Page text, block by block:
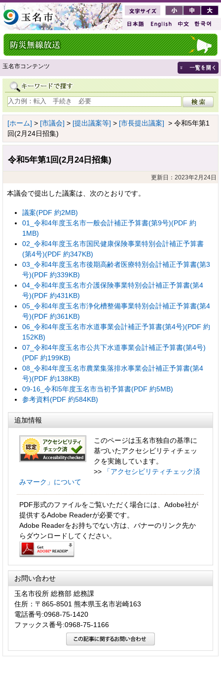
玉名市コンテンツ
[ホーム] > [市議会] > [提出議案等] > [市長提出議案] > 令和5年第1
回(2月24日招集)
令和5年第1回(2月24日招集)
更新日：2023年2月24日
本議会で提出した議案は、次のとおりです。
議案(PDF 約2MB)
01_令和4年度玉名市一般会計補正予算書(第9号)(PDF 約
1MB)
02_令和4年度玉名市国民健康保険事業特別会計補正予算書
(第4号)(PDF 約347KB)
03_令和4年度玉名市後期高齢者医療特別会計補正予算書(第3
号)(PDF 約339KB)
04_令和4年度玉名市介護保険事業特別会計補正予算書(第4
号)(PDF 約431KB)
05_令和4年度玉名市浄化槽整備事業特別会計補正予算書(第4
号)(PDF 約361KB)
06_令和4年度玉名市水道事業会計補正予算書(第4号)(PDF 約
152KB)
07_令和4年度玉名市公共下水道事業会計補正予算書(第4号)
(PDF 約199KB)
08_令和4年度玉名市農業集落排水事業会計補正予算書(第4
号)(PDF 約138KB)
09-16_令和5年度玉名市当初予算書(PDF 約5MB)
参考資料(PDF 約584KB)
追加情報
このページは玉名市独自の基準に
基づいたアクセシビリティチェッ
クを実施しています。
>>
「アクセシビリティチェック済
みマーク」について
PDF形式のファイルをご覧いただく場合には、Adobe社が
提供するAdobe Readerが必要です。
Adobe Readerをお持ちでない方は、バナーのリンク先か
らダウンロードしてください。
お問い合わせ
玉名市役所 総務部 総務課
住所：〒865-8501 熊本県玉名市岩崎163
電話番号:0968-75-1420
ファックス番号:0968-75-1166